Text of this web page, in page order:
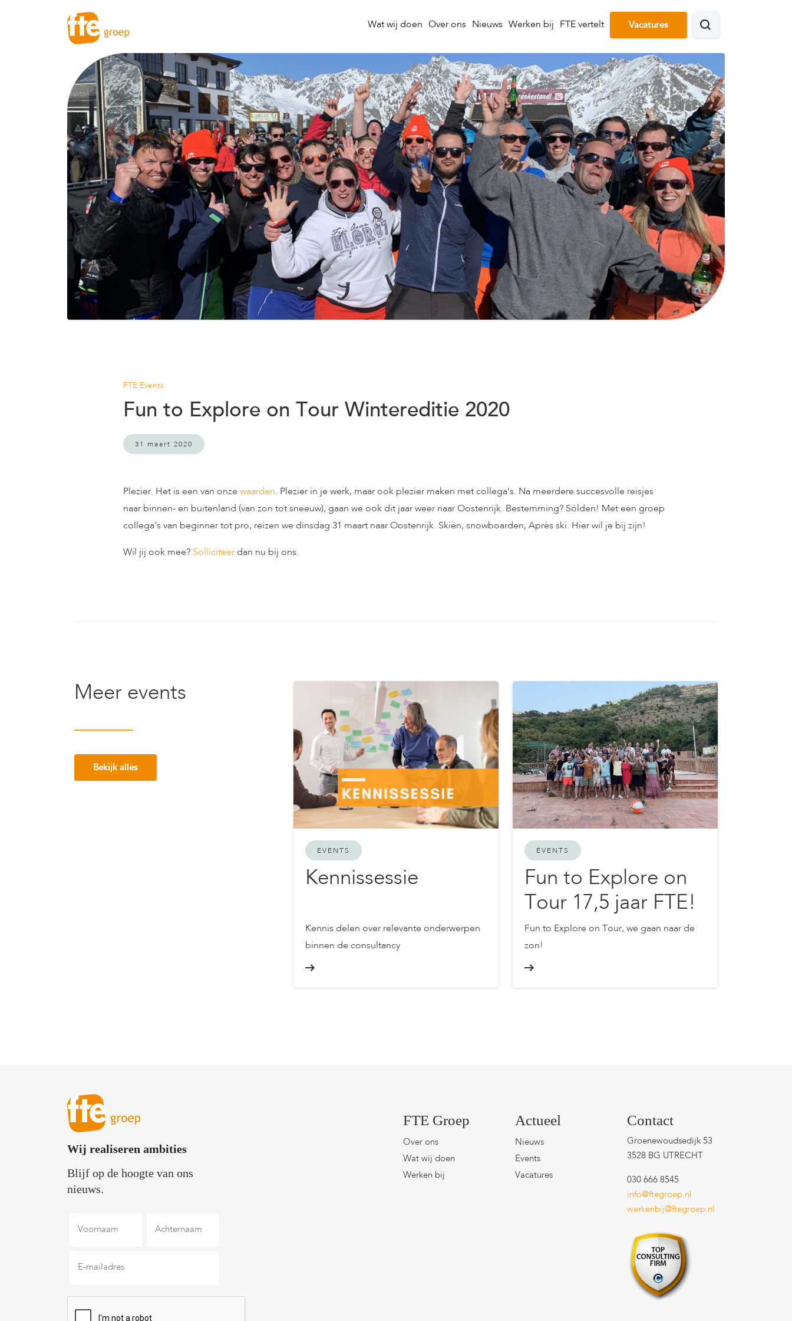
Wat wij doen Over ons Nieuws Werken bij FTE vertelt Vacatures
FTE Events
Fun to Explore on Tour Wintereditie 2020
31 maart 2020
Plezier. Het is een van onze waarden. Plezier in je werk, maar ook plezier maken met collega’s. Na meerdere succesvolle reisjes
naar binnen- en buitenland (van zon tot sneeuw), gaan we ook dit jaar weer naar Oostenrijk. Bestemming? Sölden! Met een groep
collega’s van beginner tot pro, reizen we dinsdag 31 maart naar Oostenrijk. Skiën, snowboarden, Après ski. Hier wil je bij zijn!
Wil jij ook mee? Solliciteer dan nu bij ons.
Meer events
Bekijk alles
EVENTS
Kennissessie
Kennis delen over relevante onderwerpen
binnen de consultancy
EVENTS
Fun to Explore on
Tour 17,5 jaar FTE!
Fun to Explore on Tour, we gaan naar de
zon!
Wij realiseren ambities
Blijf op de hoogte van ons
nieuws.
mailadres *
FTE Groep
Over ons
Wat wij doen
Werken bij
Actueel
Nieuws
Events
Vacatures
Contact
Groenewoudsedijk 53
3528 BG UTRECHT
030 666 8545
info@ftegroep.nl
werkenbij@ftegroep.nl